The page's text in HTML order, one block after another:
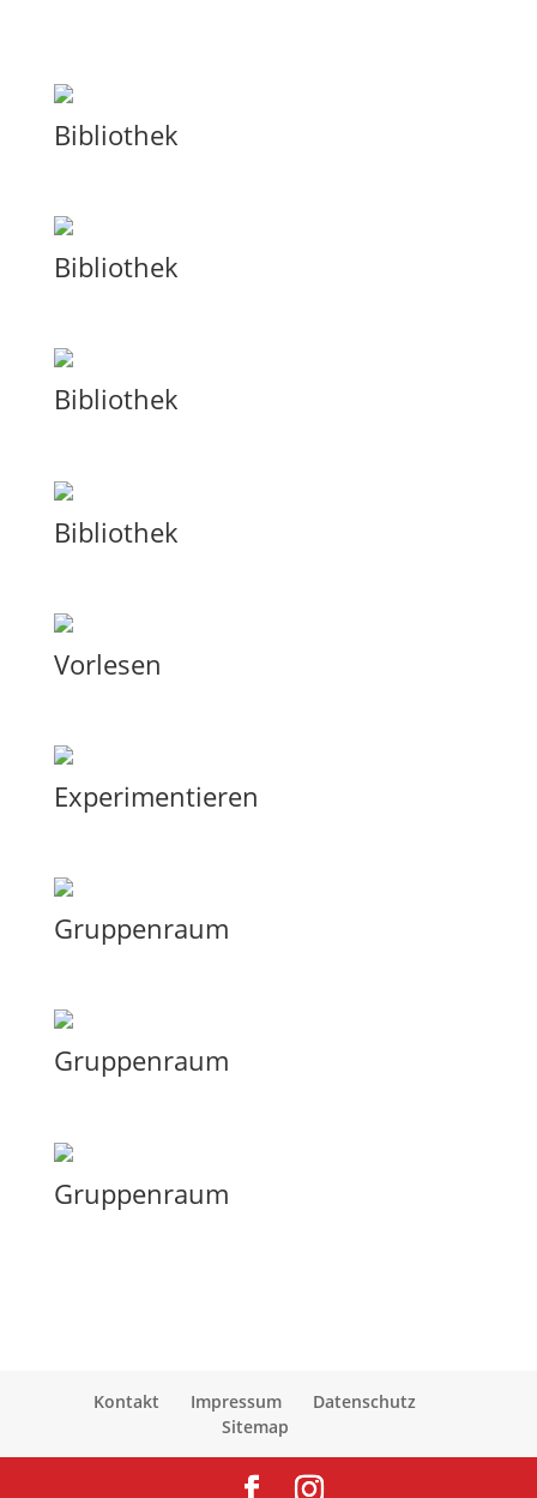
Bibliothek
Bibliothek
Bibliothek
Bibliothek
Vorlesen
Experimentieren
Gruppenraum
Gruppenraum
Gruppenraum
Kontakt Impressum
Datenschutz
Sitemap